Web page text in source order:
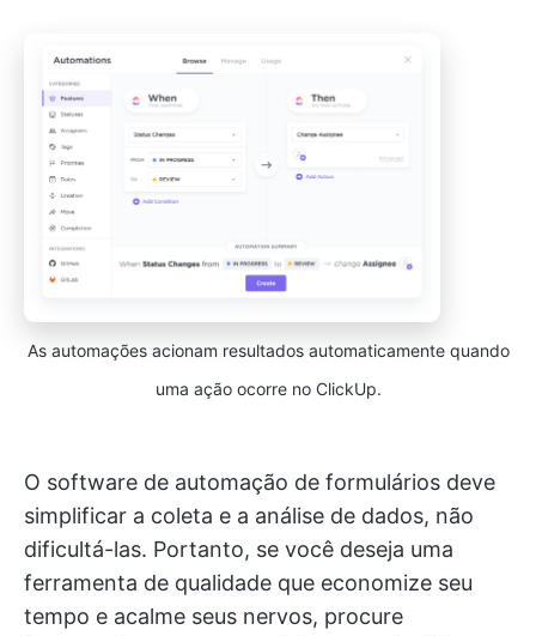
As automações acionam resultados automaticamente quando
uma ação ocorre no ClickUp.
O software de automação de formulários deve
simplificar a coleta e a análise de dados, não
dificultá-las. Portanto, se você deseja uma
ferramenta de qualidade que economize seu
tempo e acalme seus nervos, procure